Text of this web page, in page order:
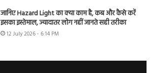
जानिए Hazard Light का क्या काम है, कब और कैसे करें
इसका इस्तेमाल, ज्यादातर लोग नहीं जानते सही तरीका
12 July 2026 - 6:14 PM